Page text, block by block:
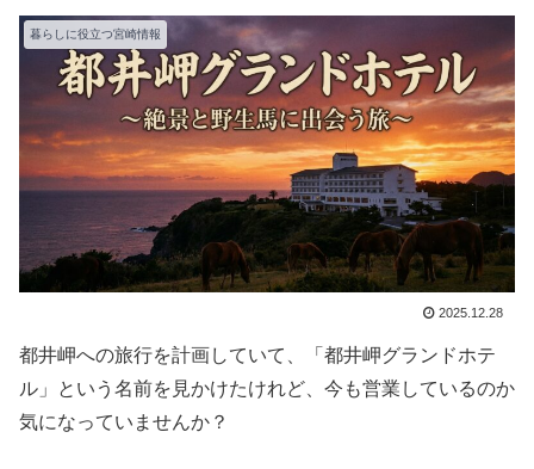
暮らしに役立つ宮崎情報
2025.12.28
都井岬への旅行を計画していて、「都井岬グランドホテ
ル」という名前を見かけたけれど、今も営業しているのか
気になっていませんか？